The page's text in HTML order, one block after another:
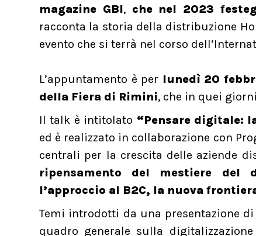
magazine GBI, che nel 2023
racconta la storia della distribuzione
evento che si terrà nel corso
L’appuntamento è per lunedì 20
della Fiera di Rimini, che in quei
Il talk è intitolato “Pensare digitale:
ed è realizzato in collaborazione con
centrali per la crescita delle aziende
ripensamento del mestiere del
l’approccio al B2C, la nuova
Temi introdotti da una presentazione di
quadro generale sulla